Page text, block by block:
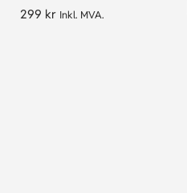
299 kr Inkl. MVA.